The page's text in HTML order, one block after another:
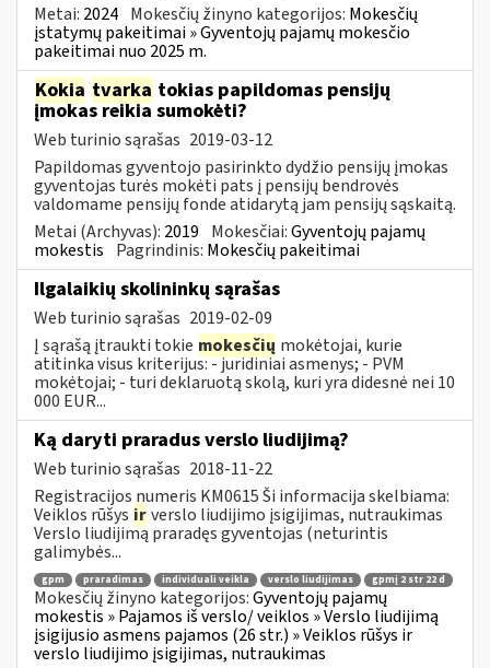
Metai: 2024 Mokesčių žinyno kategorijos: Mokesčių
įstatymų pakeitimai » Gyventojų pajamų mokesčio
pakeitimai nuo 2025 m.
Kokia tvarka tokias papildomas pensijų
įmokas reikia sumokėti?
Web turinio sąrašas 2019-03-12
Papildomas gyventojo pasirinkto dydžio pensijų įmokas
gyventojas turės mokėti pats į pensijų bendrovės
valdomame pensijų fonde atidarytą jam pensijų sąskaitą.
Metai (Archyvas): 2019 Mokesčiai:Gyventojų pajamų
mokestis Pagrindinis: Mokesčių pakeitimai
Ilgalaikių skolininkų sąrašas
Web turinio sąrašas 2019-02-09
Į sąrašą įtraukti tokie mokesčių mokėtojai, kurie
atitinka visus kriterijus: - juridiniai asmenys; - PVM
mokėtojai; - turi deklaruotą skolą, kuri yra didesnė nei 10
000 EUR...
Ką daryti praradus verslo liudijimą?
Web turinio sąrašas 2018-11-22
Registracijos numeris KM0615 Ši informacija skelbiama:
Veiklos rūšys irverslo liudijimo įsigijimas, nutraukimas
Verslo liudijimą praradęs gyventojas (neturintis
galimybės...
gpm praradimas individuali veikla verslo liudijimas gpmį 2 str 22 d
Mokesčių žinyno kategorijos:Gyventojų pajamų
mokestis » Pajamos iš verslo/ veiklos » Verslo liudijimą
įsigijusio asmens pajamos (26 str.) » Veiklos rūšys ir
verslo liudijimo įsigijimas, nutraukimas